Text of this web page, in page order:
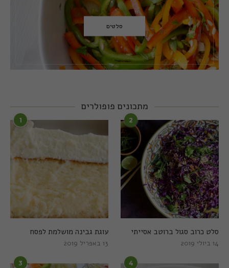
סלטים
מתכונים פופולרים
1
עוגת גבינה מושלמת לפסח
13 באפריל 2019
2
סלט כרוב סגול ברוטב אסייתי
14 ביולי 2019
3 4